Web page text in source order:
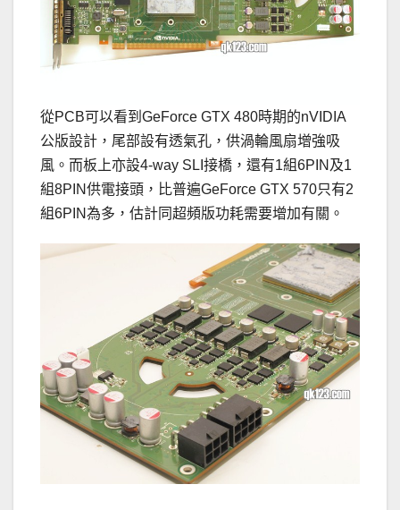
從PCB可以看到GeForce GTX 480時期的nVIDIA
公版設計，尾部設有透氣孔，供渦輪風扇增強吸
風。而板上亦設4-way SLI接橋，還有1組6PIN及1
組8PIN供電接頭，比普遍GeForce GTX 570只有2
組6PIN為多，估計同超頻版功耗需要增加有關。